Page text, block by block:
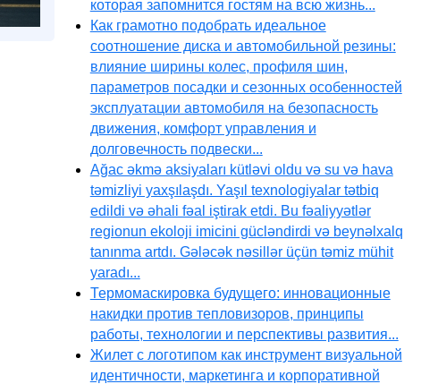
которая запомнится гостям на всю жизнь...
Как грамотно подобрать идеальное
соотношение диска и автомобильной резины:
влияние ширины колес, профиля шин,
параметров посадки и сезонных особенностей
эксплуатации автомобиля на безопасность
движения, комфорт управления и
долговечность подвески...
Ağac əkmə aksiyaları kütləvi oldu və su və hava
təmizliyi yaxşılaşdı. Yaşıl texnologiyalar tətbiq
edildi və əhali fəal iştirak etdi. Bu fəaliyyətlər
regionun ekoloji imicini gücləndirdi və beynəlxalq
tanınma artdı. Gələcək nəsillər üçün təmiz mühit
yaradı...
Термомаскировка будущего: инновационные
накидки против тепловизоров, принципы
работы, технологии и перспективы развития...
Жилет с логотипом как инструмент визуальной
идентичности, маркетинга и корпоративной